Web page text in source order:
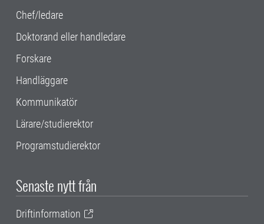
Chef/ledare
Doktorand eller handledare
Forskare
Handläggare
Kommunikatör
Lärare/studierektor
Programstudierektor
Senaste nytt från
Driftinformation